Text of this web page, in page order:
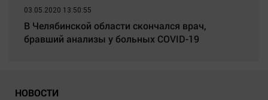
03.05.2020 13:50:55
В Челябинской области скончался врач,
бравший анализы у больных COVID-19
НОВОСТИ